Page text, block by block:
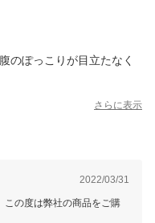
のぽっこりが目立たなく
きます
は柔らかくてよかったで
さらに表示
2022/03/31
の度は弊社の商品をご購